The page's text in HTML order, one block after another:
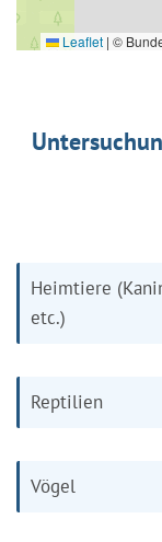
Leaflet | ©
Heimtiere
etc.)
Reptilien
Vögel